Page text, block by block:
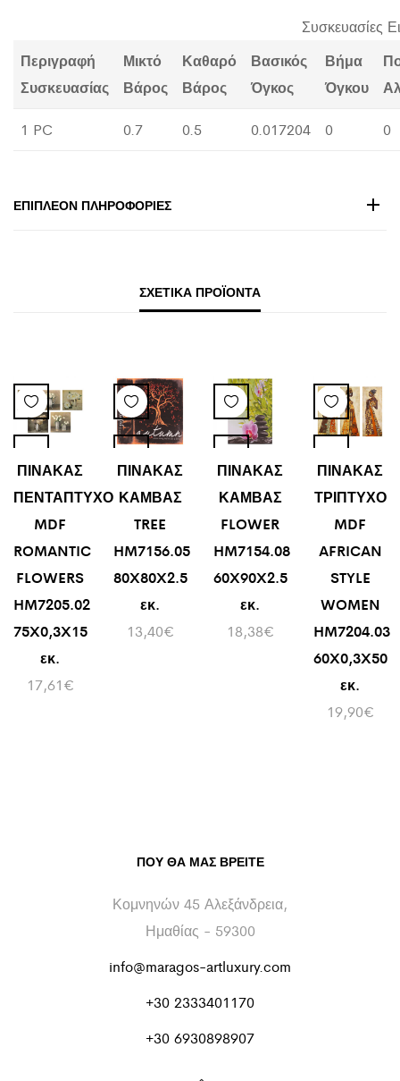
Συσκευασίες
Περιγραφή
Συσκευασίας
Μικτό
Βάρος
Καθαρό
Βάρος
Βασικός
Όγκος
Βήμα
Όγκου
1 PC 0.7 0.5 0.017204 0 0
ΕΠΙΠΛΈΟΝ ΠΛΗΡΟΦΟΡΊΕΣ
ΣΧΕΤΙΚΆ ΠΡΟΪΌΝΤΑ
ΠΙΝΑΚΑΣ
ΠΕΝΤΑΠΤΥΧΟ
MDF
ROMANTIC
FLOWERS
HM7205.02
75X0,3X15
εκ.
17,61€
ΠΙΝΑΚΑΣ
ΚΑΜΒΑΣ
TREE
HM7156.05
80X80X2.5
εκ.
13,40€
ΠΙΝΑΚΑΣ
ΚΑΜΒΑΣ
FLOWER
HM7154.08
60X90X2.5
εκ.
18,38€
ΠΙΝΑΚΑΣ
ΤΡΙΠΤΥΧΟ
MDF
AFRICAN
STYLE
WOMEN
HM7204.03
60X0,3X50
εκ.
19,90€
ΠΟΥ ΘΑ ΜΑΣ ΒΡΕΊΤΕ
Κομνηνών 45 Αλεξάνδρεια,
Ημαθίας - 59300
info@maragos-artluxury.com
+30 2333401170
+30 6930898907